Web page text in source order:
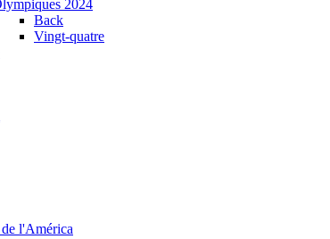
2024
Back
Vingt-quatre
l'América